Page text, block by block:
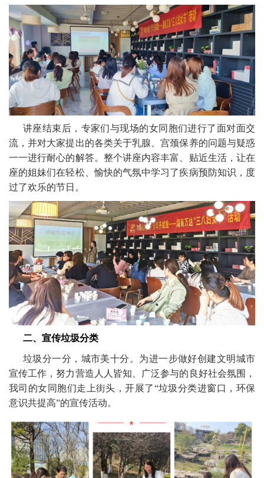
讲座结束后，专家们与现场的女同胞们进行了面对面交
流，并对大家提出的各类关于乳腺、宫颈保养的问题与疑惑
一一进行耐心的解答。整个讲座内容丰富、贴近生活，让在
座的姐妹们在轻松、愉快的气氛中学习了疾病预防知识，度
过了欢乐的节日。
二、宣传垃圾分类
垃圾分一分，城市美十分。为进一步做好创建文明城市
宣传工作，努力营造人人皆知、广泛参与的良好社会氛围，
我司的女同胞们走上街头，开展了“垃圾分类进窗口，环保
意识共提高”的宣传活动。